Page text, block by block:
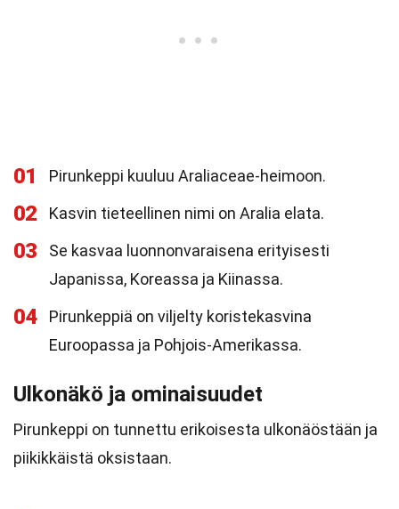
01 Pirunkeppi kuuluu Araliaceae-heimoon.
02 Kasvin tieteellinen nimi on Aralia elata.
03
Se kasvaa luonnonvaraisena erityisesti
Japanissa, Koreassa ja Kiinassa.
04
Pirunkeppiä on viljelty koristekasvina
Euroopassa ja Pohjois-Amerikassa.
Ulkonäkö ja ominaisuudet
Pirunkeppi on tunnettu erikoisesta ulkonäöstään ja
piikikkäistä oksistaan.